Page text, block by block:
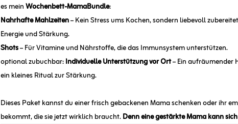
es mein Wochenbett-MamaBundle:
Nahrhafte Mahlzeiten – Kein Stress ums Kochen, sondern liebevoll
Energie und Stärkung.
Shots – Für Vitamine und Nährstoffe, die das Immunsystem unterstützen.
optional zubuchbar: Individuelle Unterstützung vor Ort – Ein aufräumender
ein kleines Ritual zur Stärkung.
Dieses Paket kannst du einer frisch gebackenen Mama schenken oder ihr
bekommt, die sie jetzt wirklich braucht. Denn eine gestärkte Mama kann